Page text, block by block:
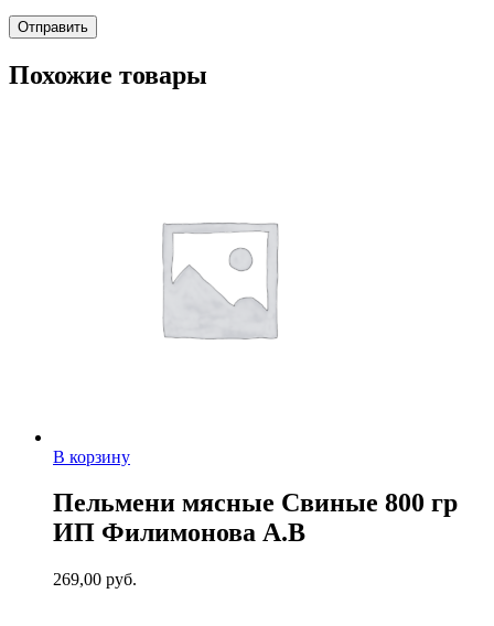
Похожие товары
В корзину
Пельмени мясные Свиные 800 гр
ИП Филимонова А.В
269,00 руб.